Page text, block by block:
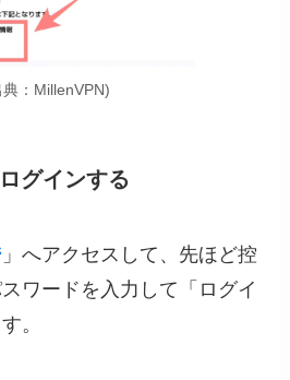
典：MillenVPN)
グインする
」へアクセスして、先ほど控
ワードを入力して「ログイ
。